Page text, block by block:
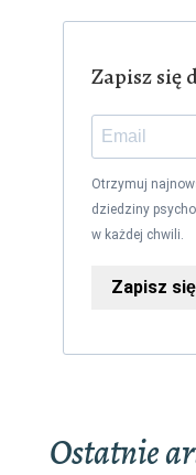
Zapisz się
Otrzymuj
dziedziny
w każdej chwili.
Zapisz się
Ostatnie